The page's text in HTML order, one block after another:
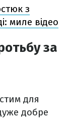
з
миле відео
за
для
добре